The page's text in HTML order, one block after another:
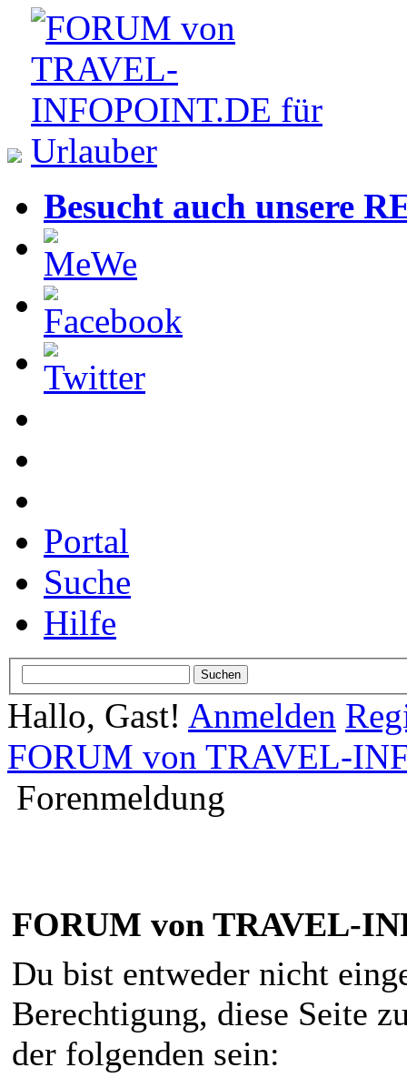
Besucht auch unsere
Portal
Suche
Hilfe
Hallo, Gast! Anmelden
FORUM von TRAVEL-
Forenmeldung
FORUM von TRAVEL-
Du bist entweder nicht
Berechtigung, diese Seite
der folgenden sein: